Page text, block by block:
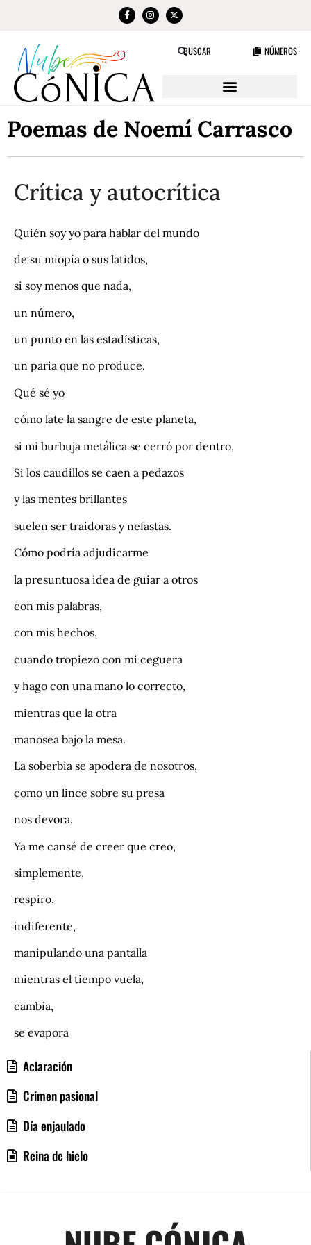
BUSCAR NÚMEROS
Poemas de Noemí Carrasco
Aclaración
Crimen pasional
Día enjaulado
Reina de hielo
Crítica y autocrítica
Quién soy yo para hablar del mundo
de su miopía o sus latidos,
si soy menos que nada,
un número,
un punto en las estadísticas,
un paria que no produce.
Qué sé yo
cómo late la sangre de este planeta,
si mi burbuja metálica se cerró por dentro,
Si los caudillos se caen a pedazos
y las mentes brillantes
suelen ser traidoras y nefastas.
Cómo podría adjudicarme
la presuntuosa idea de guiar a otros
con mis palabras,
con mis hechos,
cuando tropiezo con mi ceguera
y hago con una mano lo correcto,
mientras que la otra
manosea bajo la mesa.
La soberbia se apodera de nosotros,
como un lince sobre su presa
nos devora.
Ya me cansé de creer que creo,
simplemente,
respiro,
indiferente,
manipulando una pantalla
mientras el tiempo vuela,
cambia,
se evapora